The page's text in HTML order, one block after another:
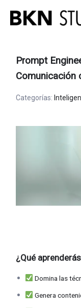
Prompt
Comunicación
Categorías:
¿Qué
Domina las
Genera